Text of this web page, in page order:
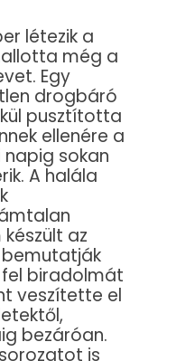
létezik a
még a
Egy
drogbáró
pusztította
ellenére a
sokan
A halála
az
bemutatják
biradolmát
veszítette el
bezáróan.
is